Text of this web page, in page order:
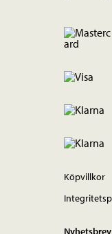
Köpvillkor
Nyhetsbrev